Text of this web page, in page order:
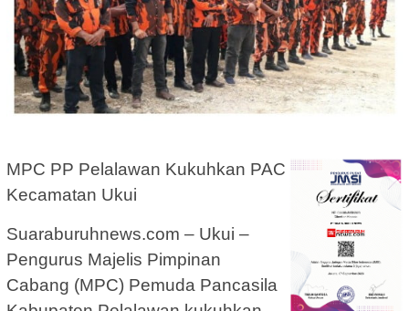
MPC PP Pelalawan Kukuhkan PAC
Kecamatan Ukui
Suaraburuhnews.com – Ukui –
Pengurus Majelis Pimpinan
Cabang (MPC) Pemuda Pancasila